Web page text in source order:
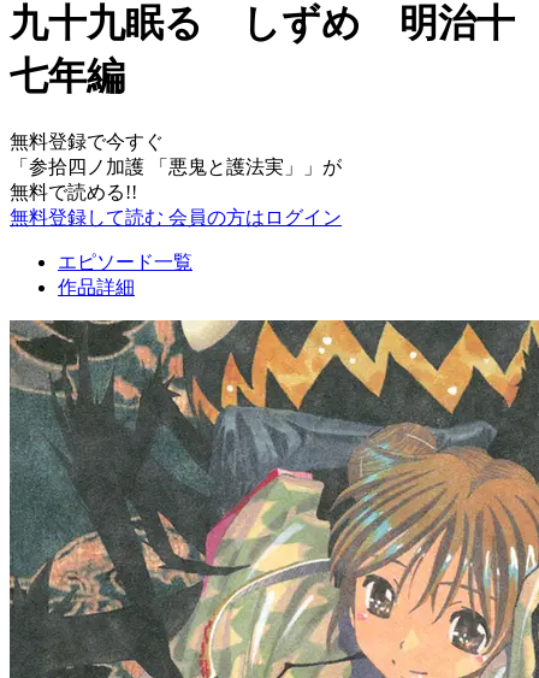
九十九眠る しずめ 明治十
七年編
無料登録で今すぐ
「 参拾四ノ加護 「悪鬼と護法実」
」が
無料で読める!!
無料登録して読む 会員の方はログイン
エピソード一覧
作品詳細